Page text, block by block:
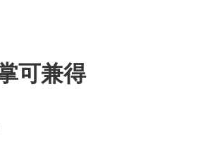
可兼得